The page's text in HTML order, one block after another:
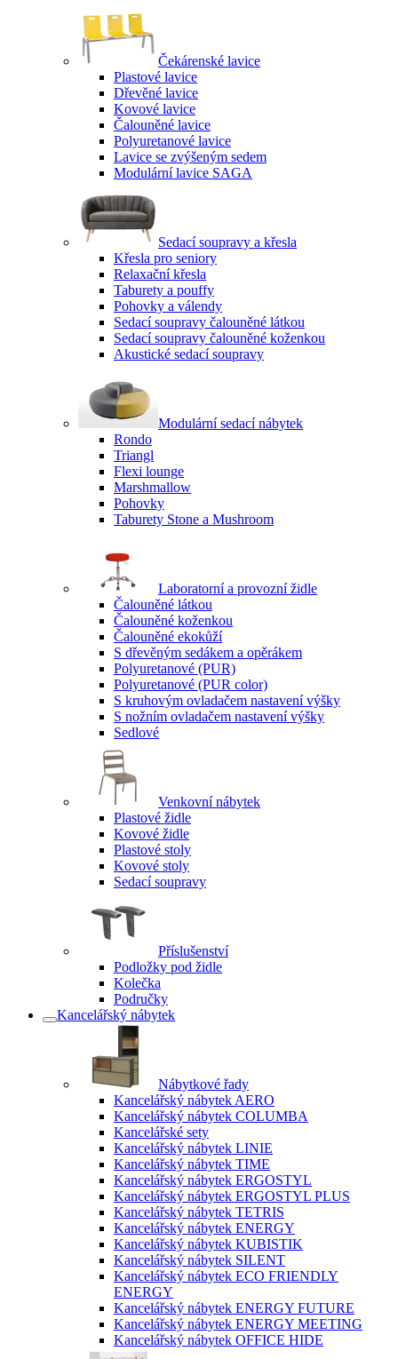
Čekárenské lavice
Plastové lavice
Dřevěné lavice
Kovové lavice
Čalouněné lavice
Polyuretanové lavice
Lavice se zvýšeným sedem
Modulární lavice SAGA
Sedací soupravy a křesla
Křesla pro seniory
Relaxační křesla
Taburety a pouffy
Pohovky a válendy
Sedací soupravy čalouněné látkou
Sedací soupravy čalouněné koženkou
Akustické sedací soupravy
Modulární sedací nábytek
Rondo
Triangl
Flexi lounge
Marshmallow
Pohovky
Taburety Stone a Mushroom
Laboratorní a provozní židle
Čalouněné látkou
Čalouněné koženkou
Čalouněné ekokůží
S dřevěným sedákem a opěrákem
Polyuretanové (PUR)
Polyuretanové (PUR color)
S kruhovým ovladačem nastavení výšky
S nožním ovladačem nastavení výšky
Sedlové
Venkovní nábytek
Plastové židle
Kovové židle
Plastové stoly
Kovové stoly
Sedací soupravy
Příslušenství
Podložky pod židle
Kolečka
Područky
Kancelářský nábytek
Nábytkové řady
Kancelářský nábytek AERO
Kancelářský nábytek COLUMBA
Kancelářské sety
Kancelářský nábytek LINIE
Kancelářský nábytek TIME
Kancelářský nábytek ERGOSTYL
Kancelářský nábytek ERGOSTYL PLUS
Kancelářský nábytek TETRIS
Kancelářský nábytek ENERGY
Kancelářský nábytek KUBISTIK
Kancelářský nábytek SILENT
Kancelářský nábytek ECO FRIENDLY
ENERGY
Kancelářský nábytek ENERGY FUTURE
Kancelářský nábytek ENERGY MEETING
Kancelářský nábytek OFFICE HIDE